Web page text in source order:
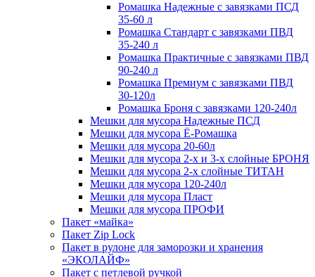
Ромашка Надежные с завязками ПСД
35-60 л
Ромашка Стандарт с завязками ПВД
35-240 л
Ромашка Практичные с завязками ПВД
90-240 л
Ромашка Премиум с завязками ПВД
30-120л
Ромашка Броня с завязками 120-240л
Мешки для мусора Надежные ПСД
Мешки для мусора Ё-Ромашка
Мешки для мусора 20-60л
Мешки для мусора 2-х и 3-х слойные БРОНЯ
Мешки для мусора 2-х слойные ТИТАН
Мешки для мусора 120-240л
Мешки для мусора Пласт
Мешки для мусора ПРОФИ
Пакет «майка»
Пакет Zip Lock
Пакет в рулоне для заморозки и хранения
«ЭКОЛАЙФ»
Пакет с петлевой ручкой